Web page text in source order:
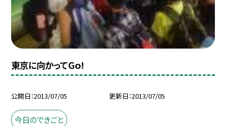
東京に向かってＧｏ!
公開日 2013/07/05 更新日 2013/07/05
今日のできごと